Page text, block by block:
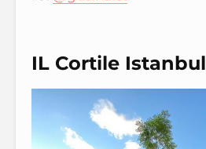
IL Cortile Istanbul